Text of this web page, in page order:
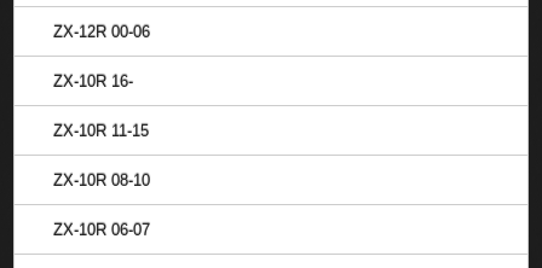
ZX-12R 00-06
ZX-10R 16-
ZX-10R 11-15
ZX-10R 08-10
ZX-10R 06-07